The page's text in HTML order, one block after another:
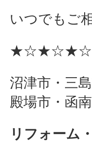
いつでもご
沼津市・三
殿場市・函
リフォーム